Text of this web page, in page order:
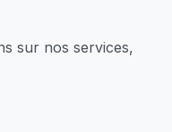
sur nos services,